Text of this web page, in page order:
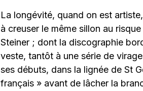
La longévité, quand on est
à creuser le même sillon au
Steiner ; dont la discographie
veste, tantôt à une série de
ses débuts, dans la lignée de St
français » avant de lâcher la